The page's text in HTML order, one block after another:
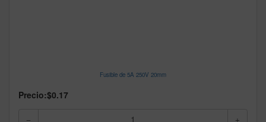
Fusible de 5A 250V 20mm
Precio:$0.17